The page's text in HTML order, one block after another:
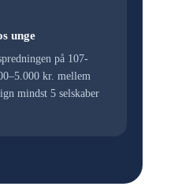
unge
på 107-
kr. mellem
mindst 5 selskaber